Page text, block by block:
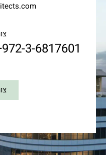
3-6817601